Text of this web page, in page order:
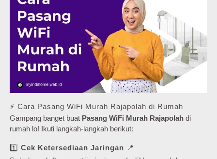
⚡ Cara Pasang WiFi Murah Rajapolah di Rumah
Gampang banget buat Pasang WiFi Murah Rajapolah di
rumah lo! Ikuti langkah-langkah berikut:
1️⃣ Cek Ketersediaan Jaringan 📍